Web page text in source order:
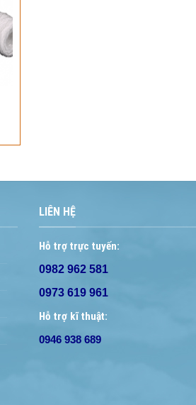
LIÊN HỆ
Hỗ trợ trực tuyến:
0982 962 581
0973 619 961
Hỗ trợ kĩ thuật:
0946 938 689